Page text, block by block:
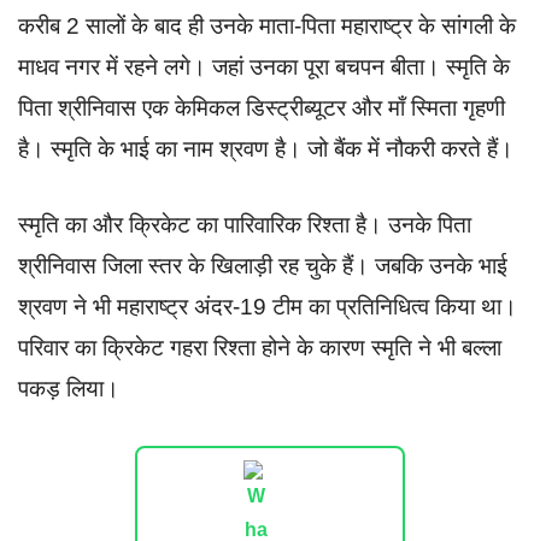
करीब 2 सालों के बाद ही उनके माता-पिता महाराष्ट्र के सांगली के
माधव नगर में रहने लगे। जहां उनका पूरा बचपन बीता। स्मृति के
पिता श्रीनिवास एक केमिकल डिस्ट्रीब्यूटर और माँ स्मिता गृहणी
है। स्मृति के भाई का नाम श्रवण है। जो बैंक में नौकरी करते हैं।
स्मृति का और क्रिकेट का पारिवारिक रिश्ता है। उनके पिता
श्रीनिवास जिला स्तर के खिलाड़ी रह चुके हैं। जबकि उनके भाई
श्रवण ने भी महाराष्ट्र अंदर-19 टीम का प्रतिनिधित्व किया था।
परिवार का क्रिकेट गहरा रिश्ता होने के कारण स्मृति ने भी बल्ला
पकड़ लिया।